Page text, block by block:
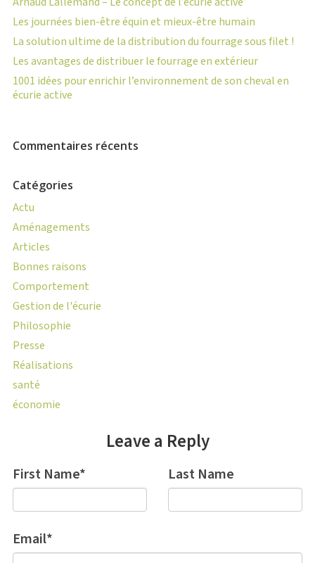
Les journées bien-être équin et mieux-être humain
La solution ultime de la distribution du fourrage sous filet !
Les avantages de distribuer le fourrage en extérieur
1001 idées pour enrichir l’environnement de son cheval en
écurie active
Commentaires récents
Catégories
Actu
Aménagements
Articles
Bonnes raisons
Comportement
Gestion de l'écurie
Philosophie
Presse
Réalisations
santé
économie
Leave a Reply
First Name* Last Name
Email*